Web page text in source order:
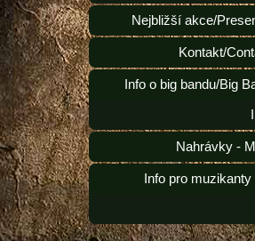
Nejbližší akce/
Kontakt/
Info o big bandu/Big
Nahrávky -
Info pro muzikanty